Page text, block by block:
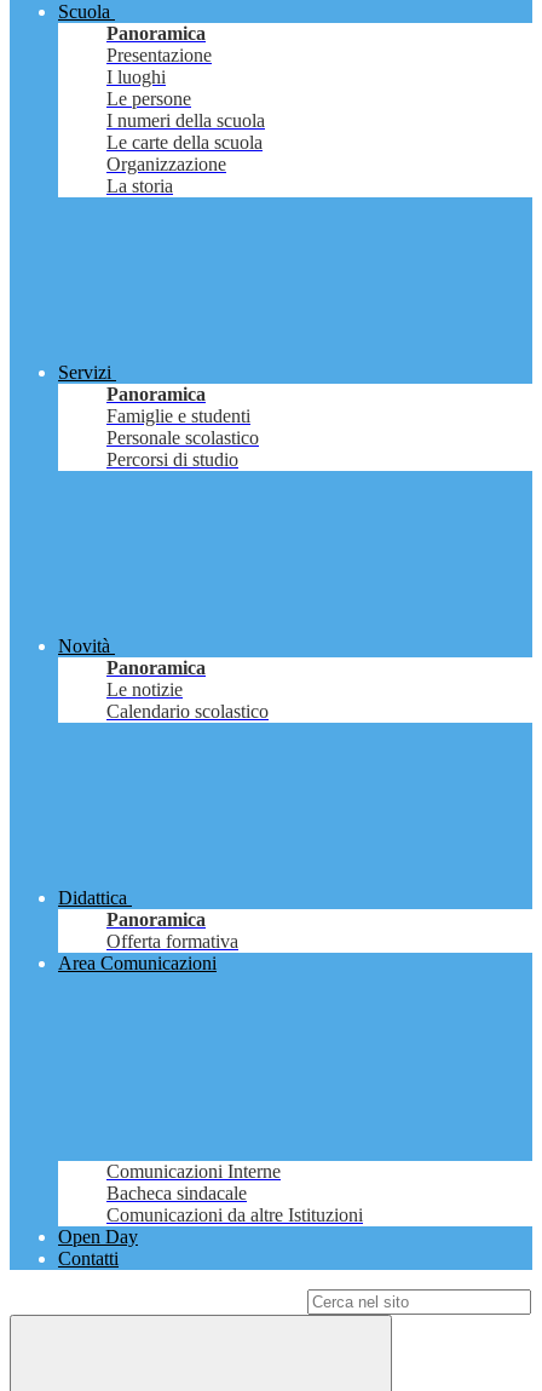
Scuola
Panoramica
Presentazione
I luoghi
Le persone
I numeri della scuola
Le carte della scuola
Organizzazione
La storia
Servizi
Panoramica
Famiglie e studenti
Personale scolastico
Percorsi di studio
Novità
Panoramica
Le notizie
Calendario scolastico
Didattica
Panoramica
Offerta formativa
Area Comunicazioni
Comunicazioni Interne
Bacheca sindacale
Comunicazioni da altre Istituzioni
Open Day
Contatti